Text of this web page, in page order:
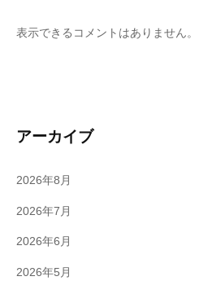
表示できるコメントはありません。
アーカイブ
2026年8月
2026年7月
2026年6月
2026年5月